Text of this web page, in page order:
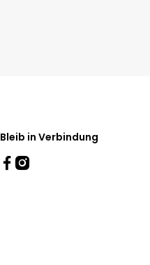
Bleib in Verbindung